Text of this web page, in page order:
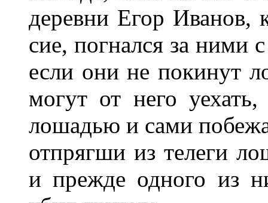
деревни Егор Иванов,
сие, погнался за ними
если они не покинут
могут от него
лошадью и сами
отпрягши из телеги
и прежде одного из